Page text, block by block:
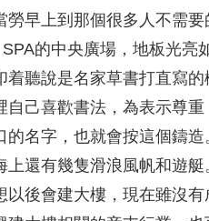
勞早上到那個很多人不需
的中央廣場，地板光亮
着聽說是名家草書打直寫
自己喜歡書法，為表示尊
的名字，也就會按這個鑄
上還有幾隻滑浪風帆和遊
以後會建大樓，現在雖沒